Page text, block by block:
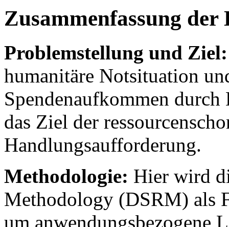
Zusammenfassung der
Problemstellung und Ziel:
humanitäre Notsituation
Spendenaufkommen durch
das Ziel der
Handlungsaufforderung.
Methodologie: Hier wird
Methodology (DSRM) als
um anwendungsbezogene